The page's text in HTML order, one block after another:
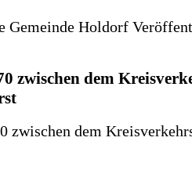
Gemeinde Holdorf
zwischen dem